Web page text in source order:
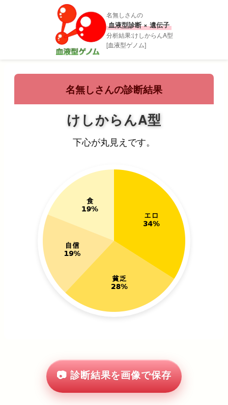
名無しさんの
血液型診断 × 遺伝子
分析結果:けしからんA型
[血液型ゲノム]
名無しさんの診断結果
けしからんA型
下心が丸見えです。
📷 診断結果を画像で保存